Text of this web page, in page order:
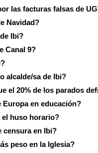
las facturas falsas de
Navidad?
Ibi?
Canal 9?
alcalde/sa de Ibi?
el 20% de los parados
Europa en educación?
el huso horario?
censura en Ibi?
peso en la Iglesia?